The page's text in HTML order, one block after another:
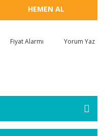
HEMEN AL
Fiyat Alarmı Yorum Yaz